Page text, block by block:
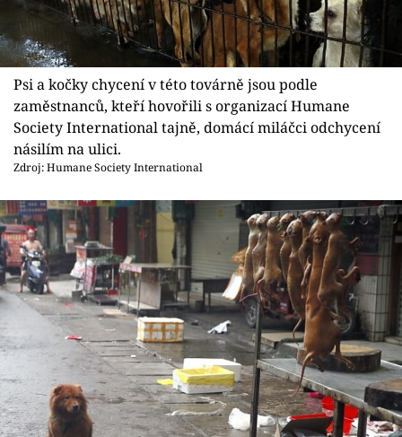
Psi a kočky chycení v této továrně jsou podle
zaměstnanců, kteří hovořili s organizací Humane
Society International tajně, domácí miláčci odchycení
násilím na ulici.
Zdroj: Humane Society International